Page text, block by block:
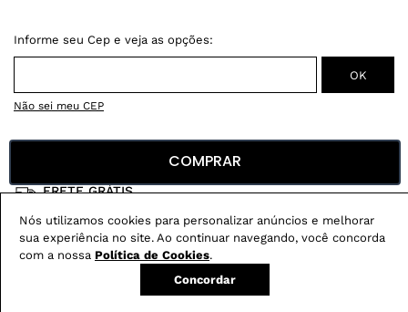
Nós utilizamos cookies para personalizar anúncios e melhorar
sua experiência no site. Ao continuar navegando, você concorda
com a nossa Política de Cookies.
Concordar
Não sei meu CEP
Veja também
COM CINTO
Conheça nossosbenefícios:
Em pedidos acima de R$ 499
COMPRAR